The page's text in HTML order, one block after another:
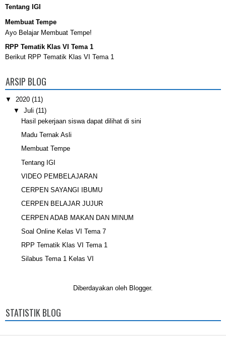
Tentang IGI
Membuat Tempe
Ayo Belajar Membuat Tempe!
RPP Tematik Klas VI Tema 1
Berikut RPP Tematik Klas VI Tema 1
ARSIP BLOG
▼ 2020 (11)
▼ Juli (11)
Hasil pekerjaan siswa dapat dilihat di sini
Madu Ternak Asli
Membuat Tempe
Tentang IGI
VIDEO PEMBELAJARAN
CERPEN SAYANGI IBUMU
CERPEN BELAJAR JUJUR
CERPEN ADAB MAKAN DAN MINUM
Soal Online Kelas VI Tema 7
RPP Tematik Klas VI Tema 1
Silabus Tema 1 Kelas VI
Diberdayakan oleh Blogger.
STATISTIK BLOG